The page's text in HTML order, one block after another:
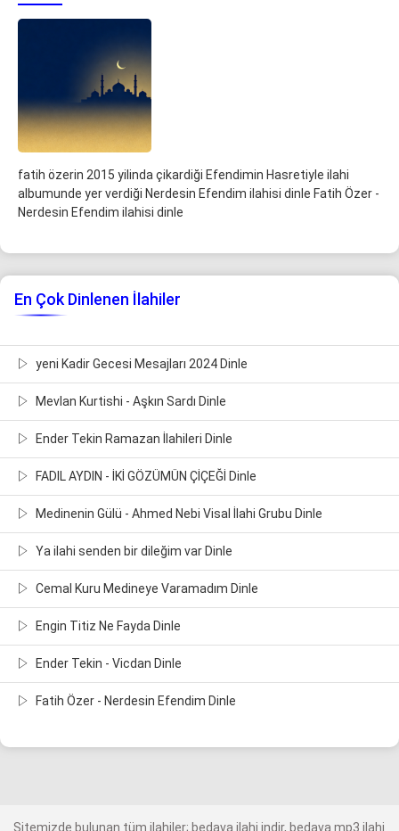
fatih özerin 2015 yilinda çikardiği Efendimin Hasretiyle ilahi
albumunde yer verdiği Nerdesin Efendim ilahisi dinle Fatih Özer -
Nerdesin Efendim ilahisi dinle
En Çok Dinlenen İlahiler
yeni Kadir Gecesi Mesajları 2024 Dinle
Mevlan Kurtishi - Aşkın Sardı Dinle
Ender Tekin Ramazan İlahileri Dinle
FADIL AYDIN - İKİ GÖZÜMÜN ÇİÇEĞİ Dinle
Medinenin Gülü - Ahmed Nebi Visal İlahi Grubu Dinle
Ya ilahi senden bir dileğim var Dinle
Cemal Kuru Medineye Varamadım Dinle
Engin Titiz Ne Fayda Dinle
Ender Tekin - Vicdan Dinle
Fatih Özer - Nerdesin Efendim Dinle
Sitemizde bulunan tüm ilahiler; bedava ilahi indir, bedava mp3 ilahi